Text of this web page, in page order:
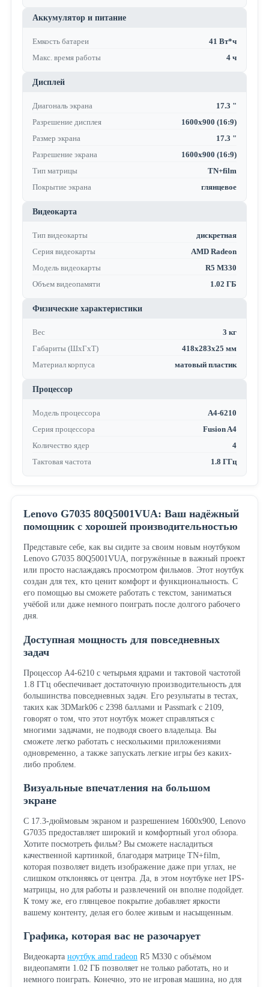
Аккумулятор и питание
Емкость батареи
41 Вт*ч
Макс. время работы
4 ч
Дисплей
Диагональ экрана
17.3 "
Разрешение дисплея
1600x900 (16:9)
Размер экрана
17.3 "
Разрешение экрана
1600x900 (16:9)
Тип матрицы
TN+film
Покрытие экрана
глянцевое
Видеокарта
Тип видеокарты
дискретная
Серия видеокарты
AMD Radeon
Модель видеокарты
R5 M330
Объем видеопамяти
1.02 ГБ
Физические характеристики
Вес
3 кг
Габариты (ШхГхТ)
418х283х25 мм
Материал корпуса
матовый пластик
Процессор
Модель процессора
A4-6210
Серия процессора
Fusion A4
Количество ядер
4
Тактовая частота
1.8 ГГц
Lenovo G7035 80Q5001VUA: Ваш надёжный
помощник с хорошей производительностью
Представьте себе, как вы сидите за своим новым ноутбуком
Lenovo G7035 80Q5001VUA, погружённые в важный проект
или просто наслаждаясь просмотром фильмов. Этот ноутбук
создан для тех, кто ценит комфорт и функциональность. С
его помощью вы сможете работать с текстом, заниматься
учёбой или даже немного поиграть после долгого рабочего
дня.
Доступная мощность для повседневных
задач
Процессор A4-6210 с четырьмя ядрами и тактовой частотой
1.8 ГГц обеспечивает достаточную производительность для
большинства повседневных задач. Его результаты в тестах,
таких как 3DMark06 с 2398 баллами и Passmark с 2109,
говорят о том, что этот ноутбук может справляться с
многими задачами, не подводя своего владельца. Вы
сможете легко работать с несколькими приложениями
одновременно, а также запускать легкие игры без каких-
либо проблем.
Визуальные впечатления на большом
экране
С 17.3-дюймовым экраном и разрешением 1600x900, Lenovo
G7035 предоставляет широкий и комфортный угол обзора.
Хотите посмотреть фильм? Вы сможете насладиться
качественной картинкой, благодаря матрице TN+film,
которая позволяет видеть изображение даже при углах, не
слишком отклоняясь от центра. Да, в этом ноутбуке нет IPS-
матрицы, но для работы и развлечений он вполне подойдет.
К тому же, его глянцевое покрытие добавляет яркости
вашему контенту, делая его более живым и насыщенным.
Графика, которая вас не разочарует
Видеокарта ноутбук amd radeon R5 M330 с объёмом
видеопамяти 1.02 ГБ позволяет не только работать, но и
немного поиграть. Конечно, это не игровая машина, но для